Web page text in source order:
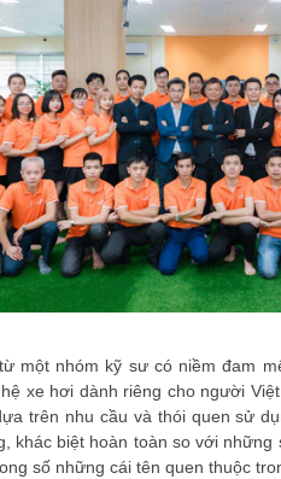
một nhóm kỹ sư có niềm đam
xe hơi dành riêng cho người
trên nhu cầu và thói quen sử
khác biệt hoàn toàn so với
số những cái tên quen thuộc